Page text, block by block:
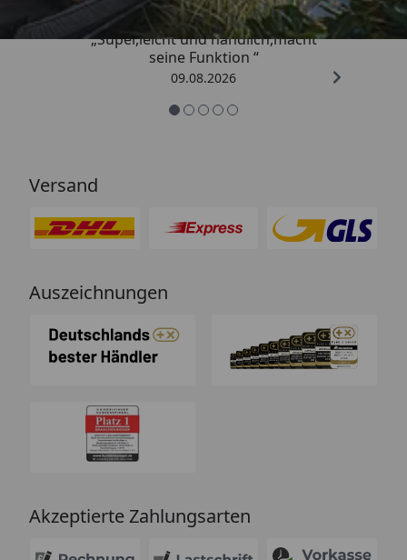
„Super,leicht und handlich,macht
seine Funktion “
09.08.2026
Versand
Auszeichnungen
Akzeptierte Zahlungsarten